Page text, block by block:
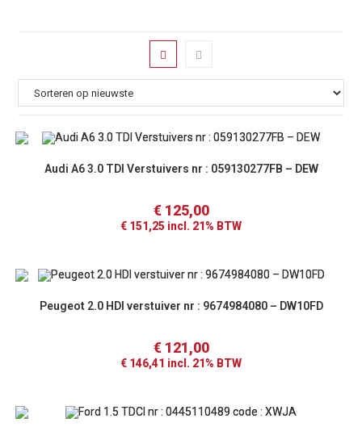
Audi A6 3.0 TDI Verstuivers nr : 059130277FB – DEW
€125,00
€ 151,25 incl. 21% BTW
Peugeot 2.0 HDI verstuiver nr : 9674984080 – DW10FD
€121,00
€ 146,41 incl. 21% BTW